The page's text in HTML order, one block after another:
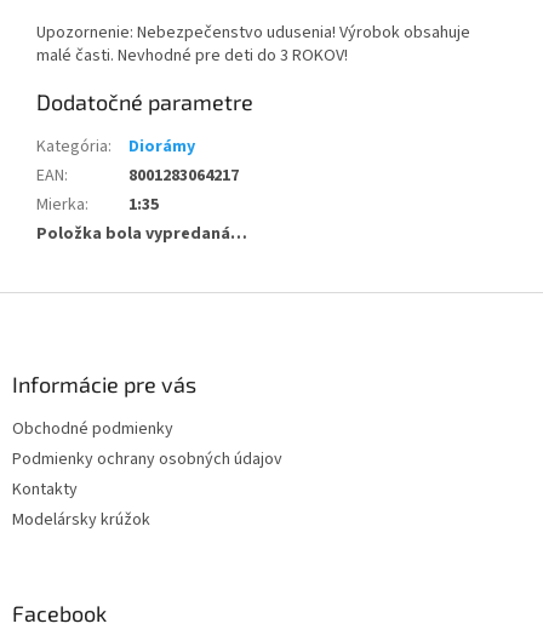
Upozornenie: Nebezpečenstvo udusenia! Výrobok obsahuje
malé časti. Nevhodné pre deti do 3 ROKOV!
Dodatočné parametre
Kategória:
Diorámy
EAN:
8001283064217
Mierka:
1:35
Položka bola vypredaná…
Informácie pre vás
Obchodné podmienky
Podmienky ochrany osobných údajov
Kontakty
Modelársky krúžok
Facebook